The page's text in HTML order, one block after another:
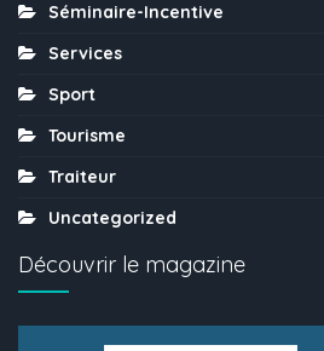
Séminaire-Incentive
Services
Sport
Tourisme
Traiteur
Uncategorized
Découvrir le magazine